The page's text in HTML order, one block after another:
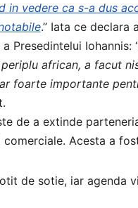
in vedere ca s-a dus
.” Iata ce declara
Presedintelui Iohannis:
african, a facut
foarte importante
de a extinde
Acesta a
de sotie, iar agenda